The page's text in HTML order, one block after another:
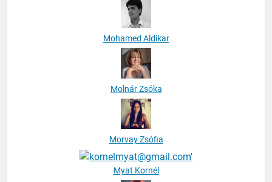
Mohamed Aldikar
Molnár Zsóka
Morvay Zsófia
Myat Kornél